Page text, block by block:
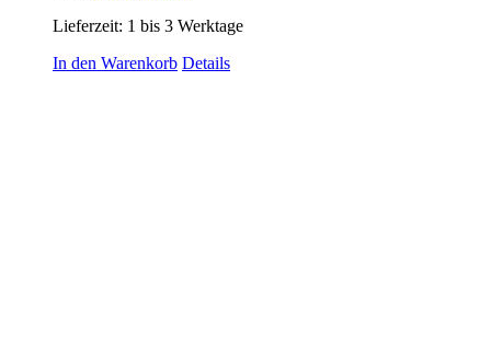
Lieferzeit: 1 bis 3 Werktage
In den Warenkorb Details